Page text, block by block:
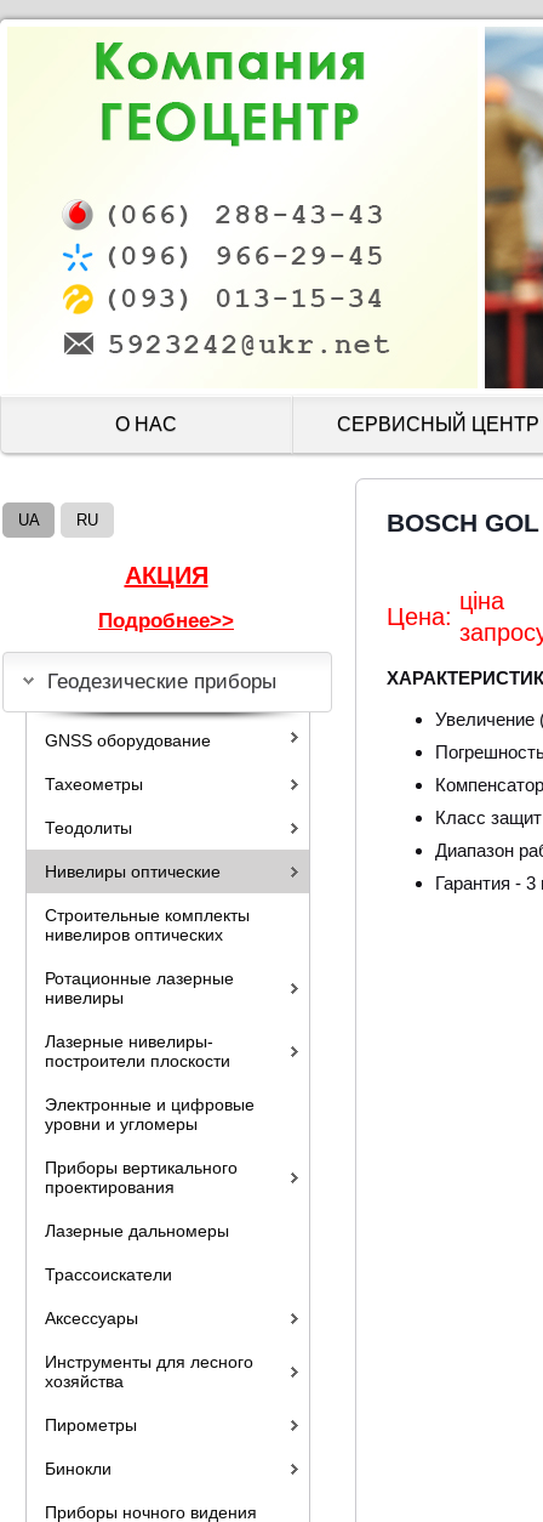
О НАС СЕРВИСНЫЙ ЦЕНТР
UA RU
АКЦИЯ
Подробнее>>
Геодезические приборы
GNSS оборудование
Тахеометры
Теодолиты
Нивелиры оптические
Строительные комплекты
нивелиров оптических
Ротационные лазерные
нивелиры
Лазерные нивелиры-
построители плоскости
Электронные и цифровые
уровни и угломеры
Приборы вертикального
проектирования
Лазерные дальномеры
Трассоискатели
Аксессуары
Инструменты для лесного
хозяйства
Пирометры
Бинокли
Приборы ночного видения
BOSCH
Цена:
Увеличение
Класс
Диапазон
Гарантия - 3